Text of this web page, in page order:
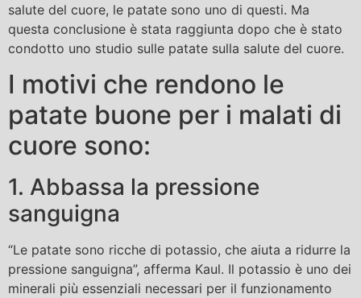
salute del cuore, le patate sono uno di questi. Ma
questa conclusione è stata raggiunta dopo che è stato
condotto uno studio sulle patate sulla salute del cuore.
I motivi che rendono le
patate buone per i malati di
cuore sono:
1. Abbassa la pressione
sanguigna
“Le patate sono ricche di potassio, che aiuta a ridurre la
pressione sanguigna”, afferma Kaul. Il potassio è uno dei
minerali più essenziali necessari per il funzionamento